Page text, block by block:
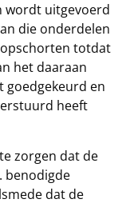
wordt uitgevoerd
die onderdelen
totdat
het daaraan
goedgekeurd en
heeft
zorgen dat de
benodigde
dat de